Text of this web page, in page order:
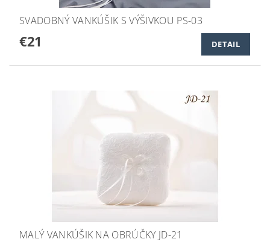
SVADOBNÝ VANKÚŠIK S VÝŠIVKOU PS-03
€21 DETAIL
MALÝ VANKÚŠIK NA OBRÚČKY JD-21